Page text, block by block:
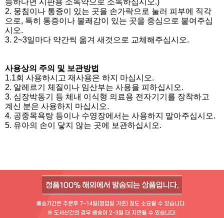
능하다면 시판용 소독약으로 소독하십시오.)
2. 뭉침이나 통증이 있는 곳을 손가락으로 눌러 피부에 직각
으로, 특히 통증이나 불쾌감이 있는 곳을 중심으로 붙여주십
시오.
3. 2~3일마다 약간씩 옮겨 새것으로 교체해주십시오.
사용상의 주의 및 보관방법
1.1회 사용하시고 재사용은 하지 마십시오.
2. 알레르기 체질이나 임산부는 사용을 피하십시오.
3. 심장박동기 등 체내 이식형 의료용 전자기기를 장착하고
계신 분은 사용하지 마십시오.
4. 공중목욕탕 등이나 수영장에서는 사용하지 말아주십시오.
5. 유아의 손이 닿지 않는 곳에 보관하십시오.